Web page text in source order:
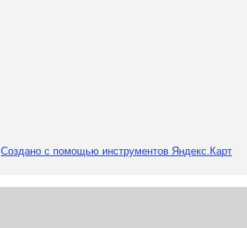
Создано с помощью инструментов Яндекс.Карт